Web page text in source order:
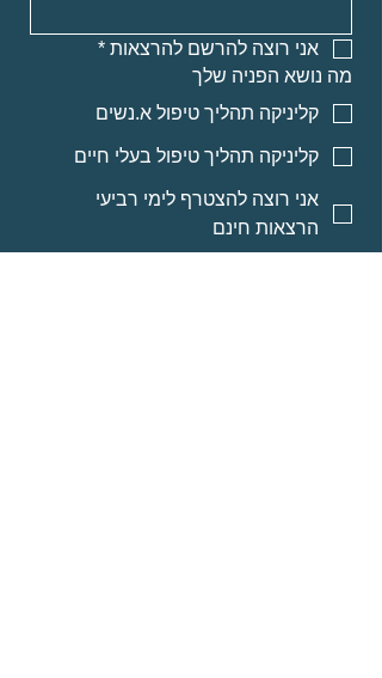
אני רוצה להרשם להרצאות *
מה נושא הפניה שלך
קליניקה תהליך טיפול א.נשים
קליניקה תהליך טיפול בעלי חיים
אני רוצה להצטרף לימי רביעי
הרצאות חינם